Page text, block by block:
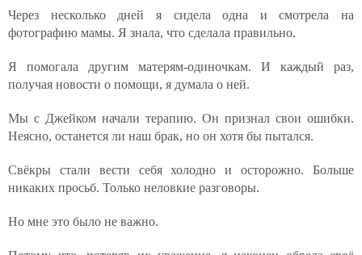
Через несколько дней я сидела одна и смотрела на
фотографию мамы. Я знала, что сделала правильно.
Я помогала другим матерям-одиночкам. И каждый раз,
получая новости о помощи, я думала о ней.
Мы с Джейком начали терапию. Он признал свои ошибки.
Неясно, останется ли наш брак, но он хотя бы пытался.
Свёкры стали вести себя холодно и осторожно. Больше
никаких просьб. Только неловкие разговоры.
Но мне это было не важно.